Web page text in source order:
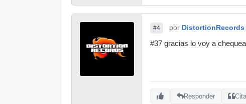
#4 por DistortionRecords
#37 gracias lo voy a
Responder